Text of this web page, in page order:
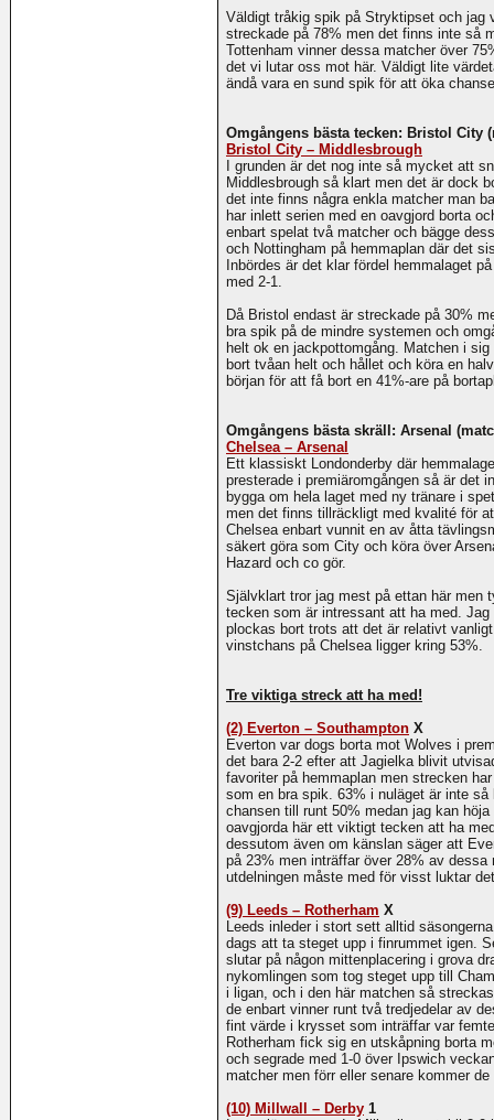
Väldigt tråkig spik på Stryktipset och jag
streckade på 78% men det finns inte så
Tottenham vinner dessa matcher över
det vi lutar oss mot här. Väldigt lite
ändå vara en sund spik för att öka
Omgångens bästa tecken: Bristol City
Bristol City – Middlesbrough
I grunden är det nog inte så mycket att
Middlesbrough så klart men det är dock
det inte finns några enkla matcher man
har inlett serien med en oavgjord borta
enbart spelat två matcher och bägge
och Nottingham på hemmaplan där det
Inbördes är det klar fördel hemmalaget
med 2-1.
Då Bristol endast är streckade på 30%
bra spik på de mindre systemen och
helt ok en jackpottomgång. Matchen i
bort tvåan helt och hållet och köra en
början för att få bort en 41%-are på
Omgångens bästa skräll: Arsenal
Chelsea – Arsenal
Ett klassiskt Londonderby där
presterade i premiäromgången så är det
bygga om hela laget med ny tränare i
men det finns tillräckligt med kvalité för
Chelsea enbart vunnit en av åtta
säkert göra som City och köra över
Hazard och co gör.
Självklart tror jag mest på ettan här men
tecken som är intressant att ha med.
plockas bort trots att det är relativt
vinstchans på Chelsea ligger kring 53%.
Tre viktiga streck att ha med!
(2) Everton – Southampton X
Everton var dogs borta mot Wolves i
det bara 2-2 efter att Jagielka blivit
favoriter på hemmaplan men strecken
som en bra spik. 63% i nuläget är inte
chansen till runt 50% medan jag kan
oavgjorda här ett viktigt tecken att ha
dessutom även om känslan säger att
på 23% men inträffar över 28% av
utdelningen måste med för visst luktar
(9) Leeds – Rotherham X
Leeds inleder i stort sett alltid
dags att ta steget upp i finrummet igen.
slutar på någon mittenplacering i grova
nykomlingen som tog steget upp till
i ligan, och i den här matchen så
de enbart vinner runt två tredjedelar av
fint värde i krysset som inträffar var
Rotherham fick sig en utskåpning borta
och segrade med 1-0 över Ipswich
matcher men förr eller senare kommer
(10) Millwall – Derby 1